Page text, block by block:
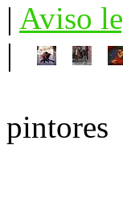
| Aviso
|
pintores